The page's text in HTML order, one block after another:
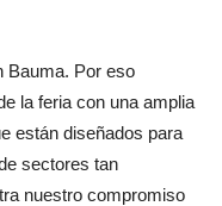
Bauma. Por eso
la feria con una amplia
están diseñados para
sectores tan
nuestro compromiso